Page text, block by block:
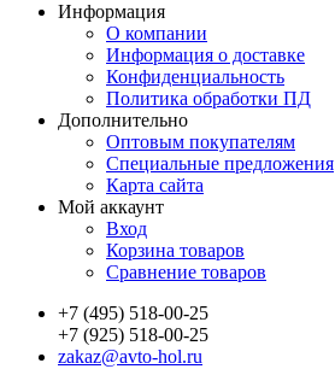
Информация
О компании
Информация о доставке
Конфиденциальность
Политика обработки ПД
Дополнительно
Оптовым покупателям
Специальные предложения
Карта сайта
Мой аккаунт
Вход
Корзина товаров
Сравнение товаров
+7 (495) 518-00-25
+7 (925) 518-00-25
zakaz@avto-hol.ru